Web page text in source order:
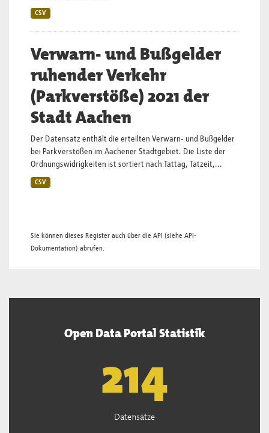
CSV
Verwarn- und Bußgelder
ruhender Verkehr
(Parkverstöße) 2021 der
Stadt Aachen
Der Datensatz enthält die erteilten Verwarn- und Bußgelder
bei Parkverstößen im Aachener Stadtgebiet. Die Liste der
Ordnungswidrigkeiten ist sortiert nach Tattag, Tatzeit,...
CSV
Sie können dieses Register auch über die API (siehe API-
Dokumentation) abrufen.
Open Data Portal Statistik
218
Datensätze